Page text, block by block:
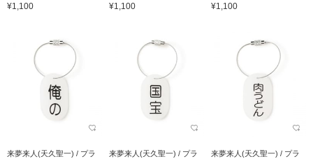
¥1,100 ¥1,100 ¥1,100
来夢来人(天久聖一) / プラ
来夢来人(天久聖一) / プラ
来夢来人(天久聖一) / プラ